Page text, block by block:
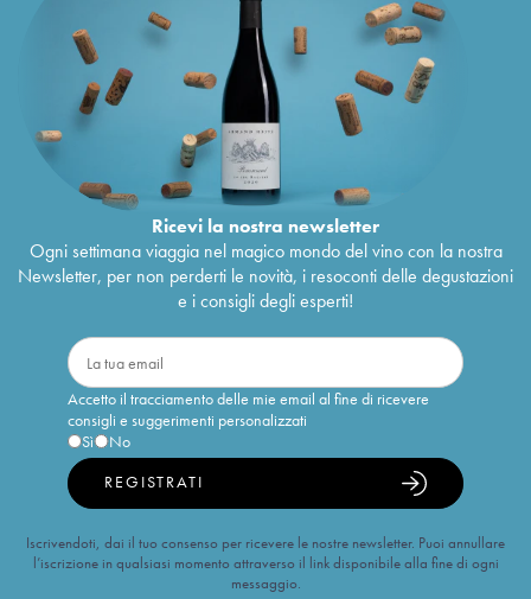
Ricevi la nostra newsletter
Ogni settimana viaggia nel magico mondo del vino con la nostra
Newsletter, per non perderti le novità, i resoconti delle degustazioni
e i consigli degli esperti!
Accetto il tracciamento delle mie email al fine di ricevere
consigli e suggerimenti personalizzati
Sì
No
REGISTRATI
Iscrivendoti, dai il tuo consenso per ricevere le nostre newsletter. Puoi annullare
l’iscrizione in qualsiasi momento attraverso il link disponibile alla fine di ogni
messaggio.